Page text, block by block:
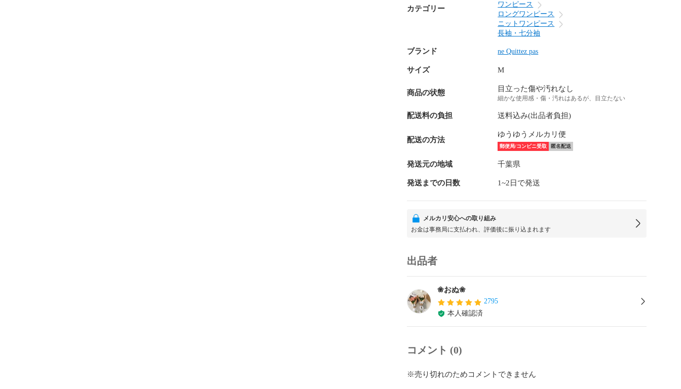
カテゴリー
ワンピース
ロングワンピース
ニットワンピース
長袖・七分袖
ブランド ne Quittez pas
サイズ M
商品の状態 目立った傷や汚れなし
細かな使用感・傷・汚れはあるが、目立たない
配送料の負担 送料込み(出品者負担)
配送の方法
ゆうゆうメルカリ便
郵便局/コンビニ受取 匿名配送
発送元の地域 千葉県
発送までの日数 1~2日で発送
メルカリ安心への取り組み
お金は事務局に支払われ、評価後に振り込まれます
出品者
❀おぬ❀
2795
本人確認済
コメント (0)
※売り切れのためコメントできません